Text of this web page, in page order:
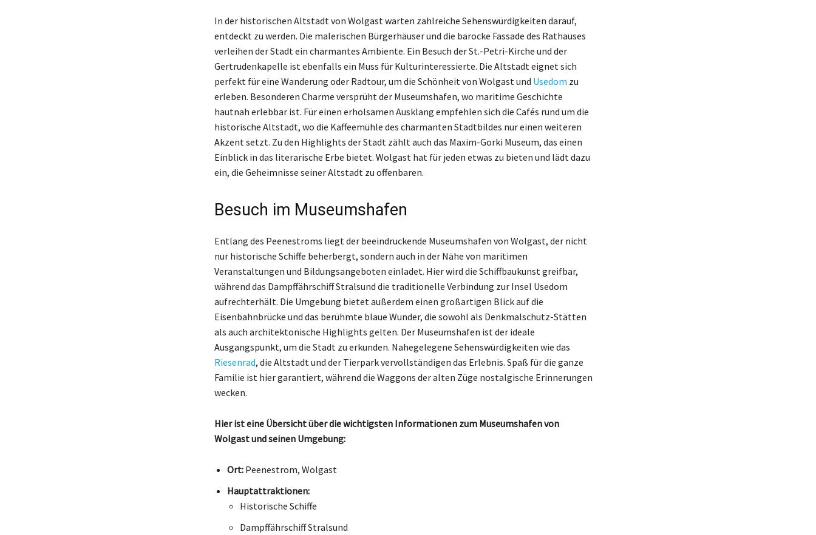
In der historischen Altstadt von Wolgast warten zahlreiche Sehenswürdigkeiten darauf,
entdeckt zu werden. Die malerischen Bürgerhäuser und die barocke Fassade des Rathauses
verleihen der Stadt ein charmantes Ambiente. Ein Besuch der St.-Petri-Kirche und der
Gertrudenkapelle ist ebenfalls ein Muss für Kulturinteressierte. Die Altstadt eignet sich
perfekt für eine Wanderung oder Radtour, um die Schönheit von Wolgast und Usedom zu
erleben. Besonderen Charme versprüht der Museumshafen, wo maritime Geschichte
hautnah erlebbar ist. Für einen erholsamen Ausklang empfehlen sich die Cafés rund um die
historische Altstadt, wo die Kaffeemühle des charmanten Stadtbildes nur einen weiteren
Akzent setzt. Zu den Highlights der Stadt zählt auch das Maxim-Gorki Museum, das einen
Einblick in das literarische Erbe bietet. Wolgast hat für jeden etwas zu bieten und lädt dazu
ein, die Geheimnisse seiner Altstadt zu offenbaren.
Besuch im Museumshafen
Entlang des Peenestroms liegt der beeindruckende Museumshafen von Wolgast, der nicht
nur historische Schiffe beherbergt, sondern auch in der Nähe von maritimen
Veranstaltungen und Bildungsangeboten einladet. Hier wird die Schiffbaukunst greifbar,
während das Dampffährschiff Stralsund die traditionelle Verbindung zur Insel Usedom
aufrechterhält. Die Umgebung bietet außerdem einen großartigen Blick auf die
Eisenbahnbrücke und das berühmte blaue Wunder, die sowohl als Denkmalschutz-Stätten
als auch architektonische Highlights gelten. Der Museumshafen ist der ideale
Ausgangspunkt, um die Stadt zu erkunden. Nahegelegene Sehenswürdigkeiten wie das
Riesenrad, die Altstadt und der Tierpark vervollständigen das Erlebnis. Spaß für die ganze
Familie ist hier garantiert, während die Waggons der alten Züge nostalgische Erinnerungen
wecken.
Hier ist eine Übersicht über die wichtigsten Informationen zum Museumshafen von
Wolgast und seinen Umgebung:
Ort:Peenestrom, Wolgast
Hauptattraktionen:
Historische Schiffe
Dampffährschiff Stralsund